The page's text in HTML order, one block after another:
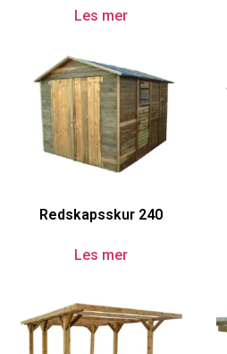
Les mer
Redskapsskur 240
Les mer